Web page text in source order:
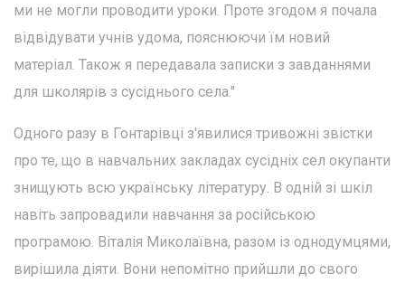
ми не могли проводити уроки. Проте згодом я почала
відвідувати учнів удома, пояснюючи їм новий
матеріал. Також я передавала записки з завданнями
для школярів з сусіднього села."
Одного разу в Гонтарівці з'явилися тривожні звістки
про те, що в навчальних закладах сусідніх сел окупанти
знищують всю українську літературу. В одній зі шкіл
навіть запровадили навчання за російською
програмою. Віталія Миколаївна, разом із однодумцями,
вирішила діяти. Вони непомітно прийшли до свого